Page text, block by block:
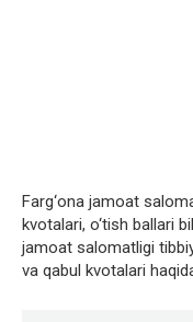
Farg‘ona jamoat
kvotalari, o‘tish ballari
jamoat salomatligi
va qabul kvotalari